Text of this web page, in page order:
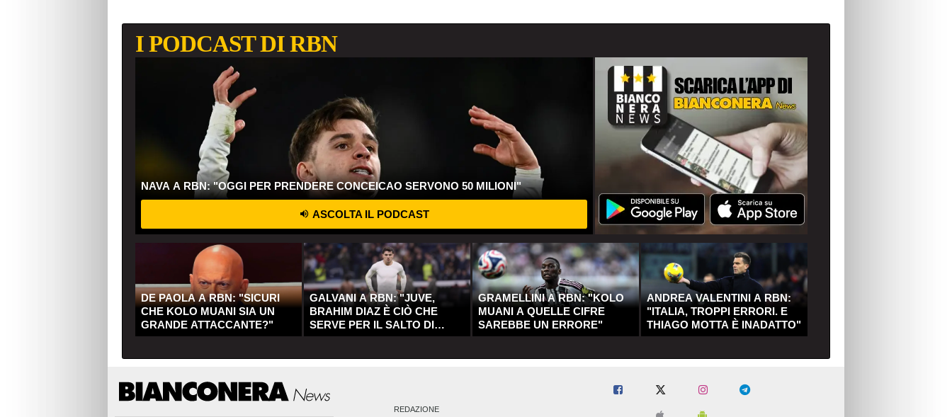
I PODCAST DI RBN
NAVA A RBN: "OGGI PER PRENDERE CONCEICAO SERVONO 50 MILIONI"
ASCOLTA IL PODCAST
DE PAOLA A RBN: "SICURI
CHE KOLO MUANI SIA UN
GRANDE ATTACCANTE?"
GALVANI A RBN: "JUVE,
BRAHIM DIAZ È CIÒ CHE
SERVE PER IL SALTO DI
QUALITÀ"
GRAMELLINI A RBN: "KOLO
MUANI A QUELLE CIFRE
SAREBBE UN ERRORE"
ANDREA VALENTINI A RBN:
"ITALIA, TROPPI ERRORI. E
THIAGO MOTTA È INADATTO"
REDAZIONE